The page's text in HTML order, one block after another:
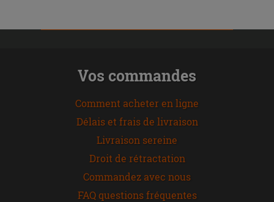
Vos commandes
Comment acheter en ligne
Délais et frais de livraison
Livraison sereine
Droit de rétractation
Commandez avec nous
FAQ questions fréquentes